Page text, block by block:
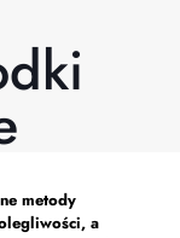
metody
a